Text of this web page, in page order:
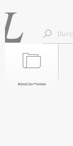
Künstler*innen